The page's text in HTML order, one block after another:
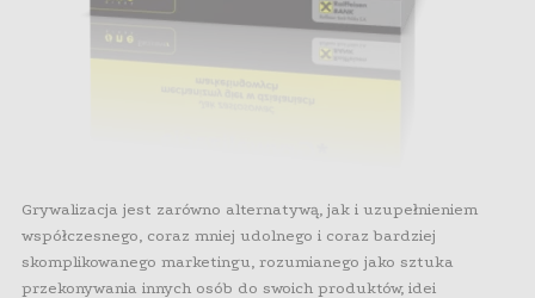
Grywalizacja jest zarówno alternatywą, jak i uzupełnieniem
współczesnego, coraz mniej udolnego i coraz bardziej
skomplikowanego marketingu, rozumianego jako sztuka
przekonywania innych osób do swoich produktów, idei